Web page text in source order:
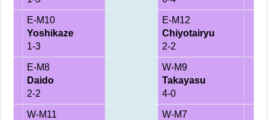
E-M10
Yoshikaze
1-3
E-M12
Chiyotairyu
2-2
E-M8
Daido
2-2
W-M9
Takayasu
4-0
W-M11
W-M7